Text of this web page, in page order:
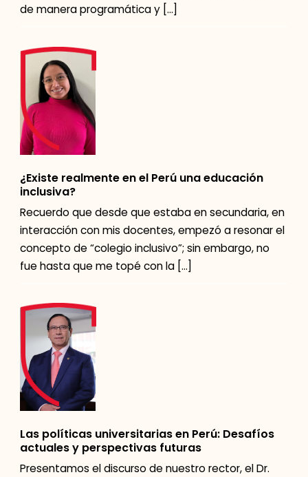
de manera programática y […]
¿Existe realmente en el Perú una educación
inclusiva?
Recuerdo que desde que estaba en secundaria, en
interacción con mis docentes, empezó a resonar el
concepto de “colegio inclusivo”; sin embargo, no
fue hasta que me topé con la […]
Las políticas universitarias en Perú: Desafíos
actuales y perspectivas futuras
Presentamos el discurso de nuestro rector, el Dr.